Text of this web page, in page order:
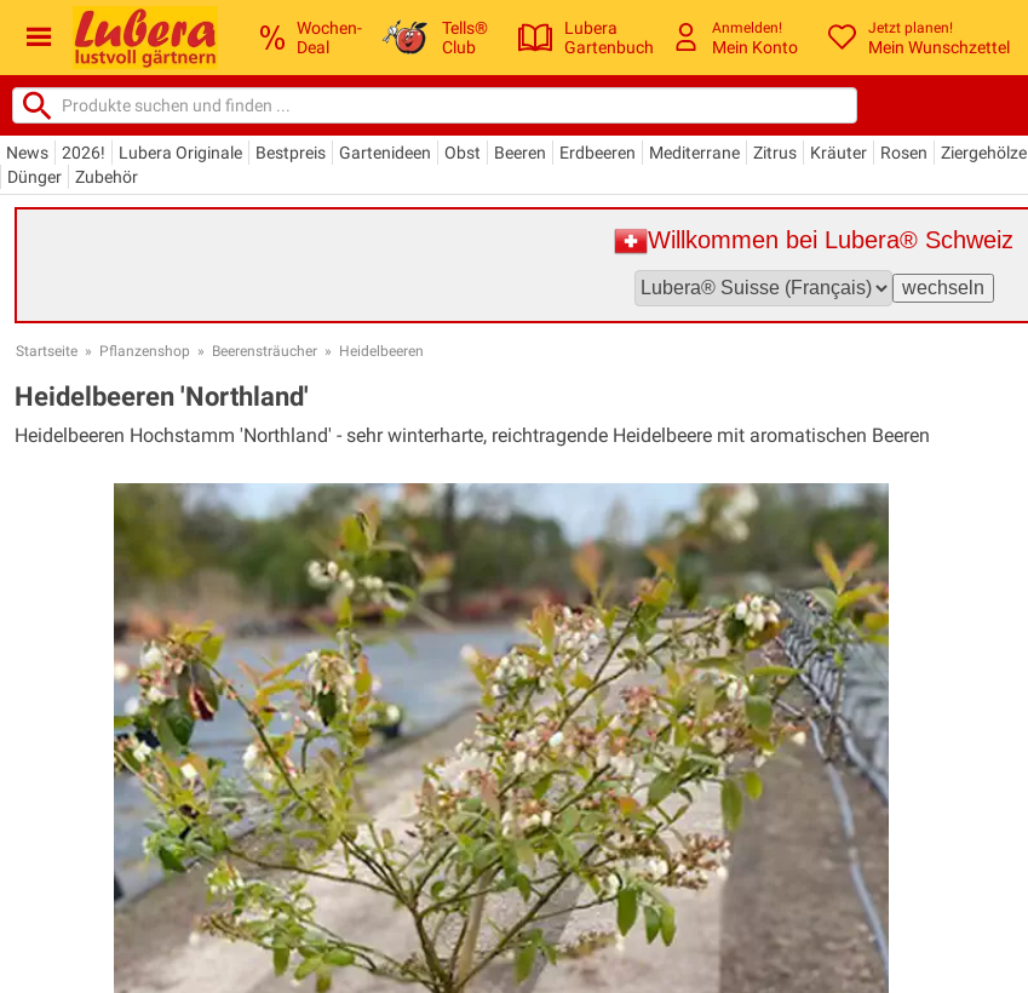
Wochen-
Deal
Tells®
Club
Lubera
Gartenbuch
Anmelden!
Mein Konto
Jetzt planen!
Mein Wunschzettel
News 2026! Lubera Originale Bestpreis Gartenideen Obst Beeren Erdbeeren Mediterrane Zitrus Kräuter Rosen Ziergehölze
Dünger
Zubehör
Willkommen bei Lubera® Schweiz
Startseite » Pflanzenshop » Beerensträucher » Heidelbeeren
Heidelbeeren 'Northland'
Heidelbeeren Hochstamm 'Northland' - sehr winterharte, reichtragende Heidelbeere mit aromatischen Beeren